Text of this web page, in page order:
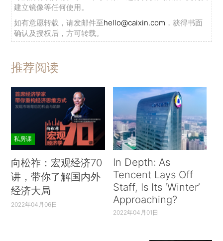
建立镜像等任何使用。
如有意愿转载，请发邮件至hello@caixin.com ，获得书面
确认及授权后，方可转载。
推荐阅读
私房课
向松祚：宏观经济70
讲，带你了解国内外
经济大局
2022年04月06日
In Depth: As
Tencent Lays Off
Staff, Is Its ‘Winter’
Approaching?
2022年04月01日